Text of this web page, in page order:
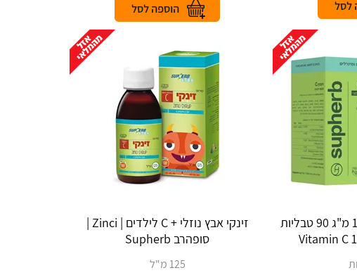
ויטמין C לא חומצי 1000 מ"ג 90 טבליות
זינקי אבץ נוזלי + C לילדים | Zinci |
סופהרב Supherb
125 מ"ל